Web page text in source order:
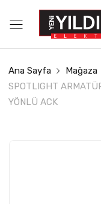
Ana Sayfa
Mağaza
SPOTLIGHT
YÖNLÜ ACK